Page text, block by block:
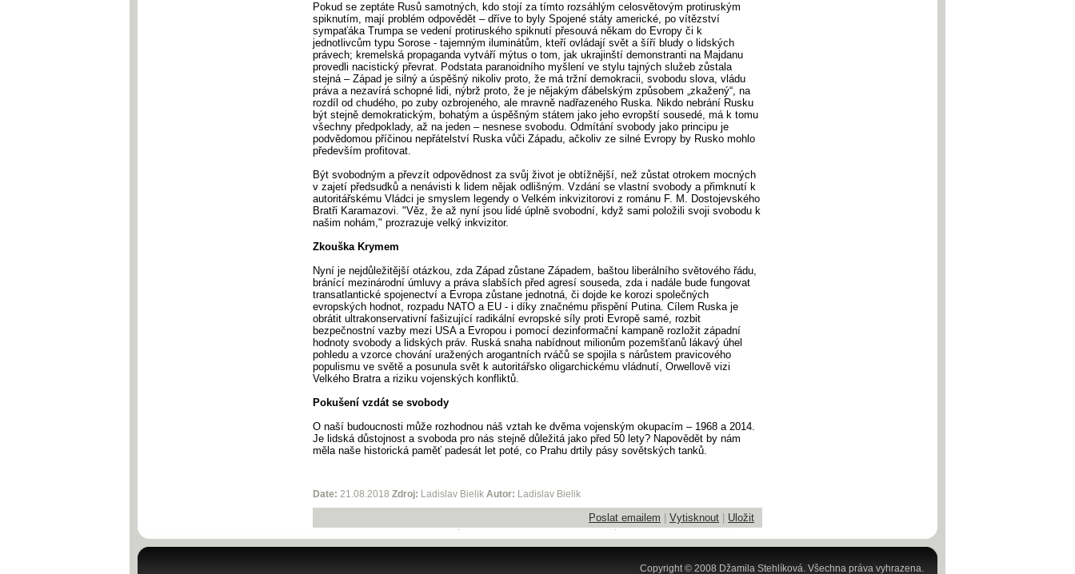
Pokud se zeptáte Rusů samotných, kdo stojí za tímto rozsáhlým celosvětovým protiruským
spiknutím, mají problém odpovědět – dříve to byly Spojené státy americké, po vítězství
sympaťáka Trumpa se vedení protiruského spiknutí přesouvá někam do Evropy či k
jednotlivcům typu Sorose - tajemným iluminátům, kteří ovládají svět a šíří bludy o lidských
právech; kremelská propaganda vytváří mýtus o tom, jak ukrajinští demonstranti na Majdanu
provedli nacistický převrat. Podstata paranoidního myšlení ve stylu tajných služeb zůstala
stejná – Západ je silný a úspěšný nikoliv proto, že má tržní demokracii, svobodu slova, vládu
práva a nezavírá schopné lidi, nýbrž proto, že je nějakým ďábelským způsobem „zkažený“, na
rozdíl od chudého, po zuby ozbrojeného, ale mravně nadřazeného Ruska. Nikdo nebrání Rusku
být stejně demokratickým, bohatým a úspěšným státem jako jeho evropští sousedé, má k tomu
všechny předpoklady, až na jeden – nesnese svobodu. Odmítání svobody jako principu je
podvědomou příčinou nepřátelství Ruska vůči Západu, ačkoliv ze silné Evropy by Rusko mohlo
především profitovat.
Být svobodným a převzít odpovědnost za svůj život je obtížnější, než zůstat otrokem mocných
v zajetí předsudků a nenávisti k lidem nějak odlišným. Vzdání se vlastní svobody a přimknutí k
autoritářskému Vládci je smyslem legendy o Velkém inkvizitorovi z románu F. M. Dostojevského
Bratři Karamazovi. "Věz, že až nyní jsou lidé úplně svobodní, když sami položili svoji svobodu k
našim nohám," prozrazuje velký inkvizitor.
Zkouška Krymem
Nyní je nejdůležitější otázkou, zda Západ zůstane Západem, baštou liberálního světového řádu,
bránící mezinárodní úmluvy a práva slabších před agresí souseda, zda i nadále bude fungovat
transatlantické spojenectví a Evropa zůstane jednotná, či dojde ke korozi společných
evropských hodnot, rozpadu NATO a EU - i díky značnému přispění Putina. Cílem Ruska je
obrátit ultrakonservativní fašizující radikální evropské síly proti Evropě samé, rozbit
bezpečnostní vazby mezi USA a Evropou i pomocí dezinformační kampaně rozložit západní
hodnoty svobody a lidských práv. Ruská snaha nabídnout milionům pozemšťanů lákavý úhel
pohledu a vzorce chování uražených arogantních rváčů se spojila s nárůstem pravicového
populismu ve světě a posunula svět k autoritářsko oligarchickému vládnutí, Orwellově vizi
Velkého Bratra a riziku vojenských konfliktů.
Pokušení vzdát se svobody
O naší budoucnosti může rozhodnou náš vztah ke dvěma vojenským okupacím – 1968 a 2014.
Je lidská důstojnost a svoboda pro nás stejně důležitá jako před 50 lety? Napovědět by nám
měla naše historická paměť padesát let poté, co Prahu drtily pásy sovětských tanků.
Date: 21.08.2018 Zdroj: Ladislav Bielik Autor: Ladislav Bielik
Poslat emailem Vytisknout Uložit
Copyright © 2008 Džamila Stehlíková. Všechna práva vyhrazena.